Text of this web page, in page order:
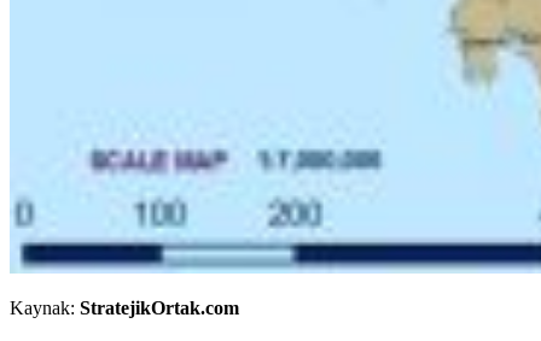
Kaynak: StratejikOrtak.com